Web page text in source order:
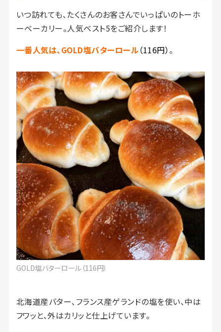
いつ訪れても、たくさんのお客さんでいっぱいのトーホ
ーベーカリー。人気ベスト5をご紹介します！
一番人気は、GOLD塩バターロール（116円） 。
GOLD塩バターロール（116円）
北海道産バター、フランス産ゲランドの塩を使い、中は
フワッと、外はカリッと仕上げています。